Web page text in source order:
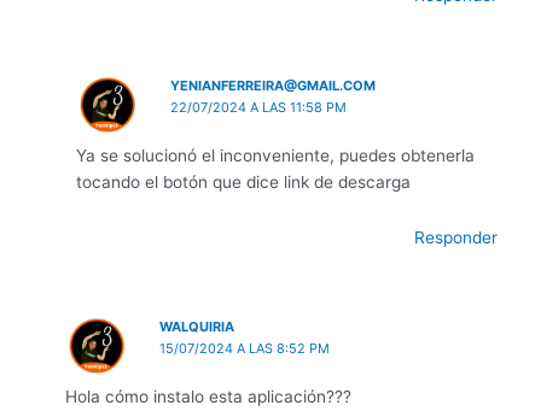
YENIANFERREIRA@GMAIL.COM
22/07/2024 A LAS 11:58 PM
Ya se solucionó el inconveniente, puedes obtenerla
tocando el botón que dice link de descarga
Responder
WALQUIRIA
15/07/2024 A LAS 8:52 PM
Hola cómo instalo esta aplicación???